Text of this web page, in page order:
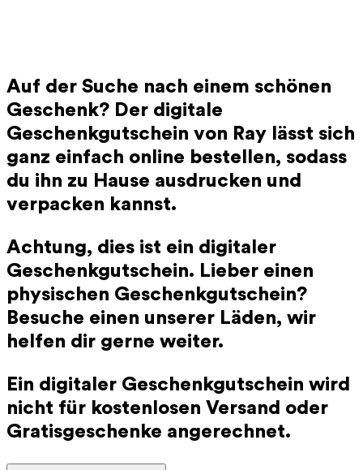
Auf der Suche nach einem schönen
Geschenk? Der digitale
Geschenkgutschein von Ray lässt sich
ganz einfach online bestellen, sodass
du ihn zu Hause ausdrucken und
verpacken kannst.
Achtung, dies ist ein digitaler
Geschenkgutschein. Lieber einen
physischen Geschenkgutschein?
Besuche einen unserer Läden, wir
helfen dir gerne weiter.
Ein digitaler Geschenkgutschein wird
nicht für kostenlosen Versand oder
Gratisgeschenke angerechnet.